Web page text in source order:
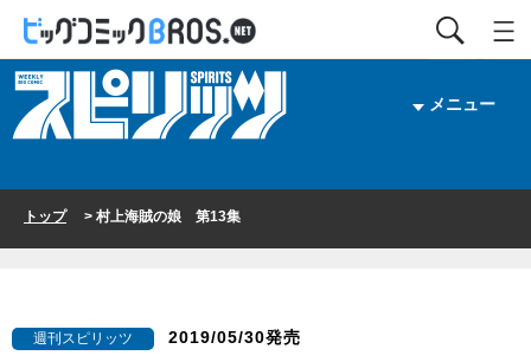
メニュー
トップ> 村上海賊の娘 第13集
週刊スピリッツ 2019/05/30発売